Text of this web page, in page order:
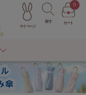
マイページ
探す カート
0